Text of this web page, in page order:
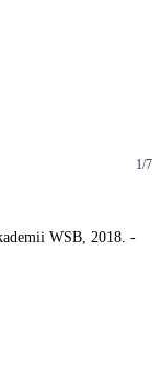
1/7
WSB, 2018. -